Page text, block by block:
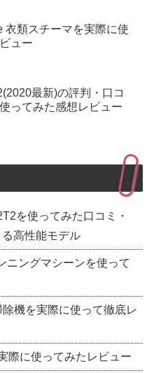
衣類スチーマを実際に使
ュー
最新)の評判・口コ
ってみた感想レビュー
を使ってみた口コミ・
高性能モデル
ニングマシーンを使って
機を実際に使って徹底レ
際に使ってみたレビュー